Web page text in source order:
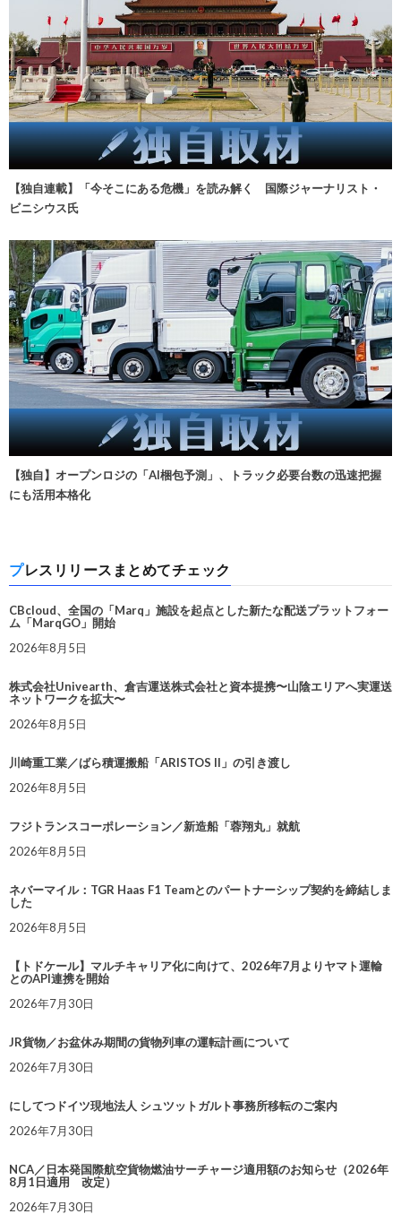
【独自連載】「今そこにある危機」を読み解く 国際ジャーナリスト・
ビニシウス氏
【独自】オープンロジの「AI梱包予測」、トラック必要台数の迅速把握
にも活用本格化
プレスリリースまとめてチェック
CBcloud、全国の「Marq」施設を起点とした新たな配送プラットフォー
ム「MarqGO」開始
2026年8月5日
株式会社Univearth、倉吉運送株式会社と資本提携〜山陰エリアへ実運送
ネットワークを拡大〜
2026年8月5日
川崎重工業／ばら積運搬船「ARISTOS II」の引き渡し
2026年8月5日
フジトランスコーポレーション／新造船「蓉翔丸」就航
2026年8月5日
ネバーマイル：TGR Haas F1 Teamとのパートナーシップ契約を締結しま
した
2026年8月5日
【トドケール】マルチキャリア化に向けて、2026年7月よりヤマト運輸
とのAPI連携を開始
2026年7月30日
JR貨物／お盆休み期間の貨物列車の運転計画について
2026年7月30日
にしてつドイツ現地法人 シュツットガルト事務所移転のご案内
2026年7月30日
NCA／日本発国際航空貨物燃油サーチャージ適用額のお知らせ（2026年
8月1日適用 改定）
2026年7月30日